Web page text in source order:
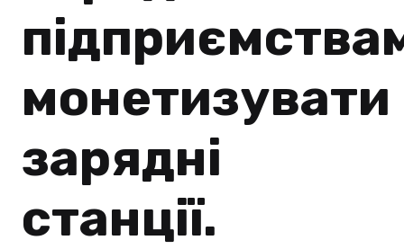
монетизувати
зарядні
станції.